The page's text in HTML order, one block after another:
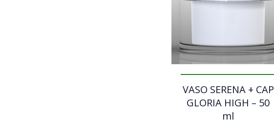
VASO SERENA + CAP
GLORIA HIGH – 50
ml